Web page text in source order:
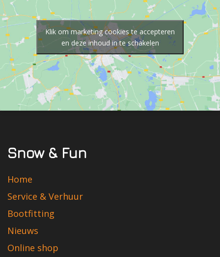
Klik om marketing cookies te accepteren
en deze inhoud in te schakelen
Snow & Fun
Home
Service & Verhuur
Bootfitting
Nieuws
Online shop